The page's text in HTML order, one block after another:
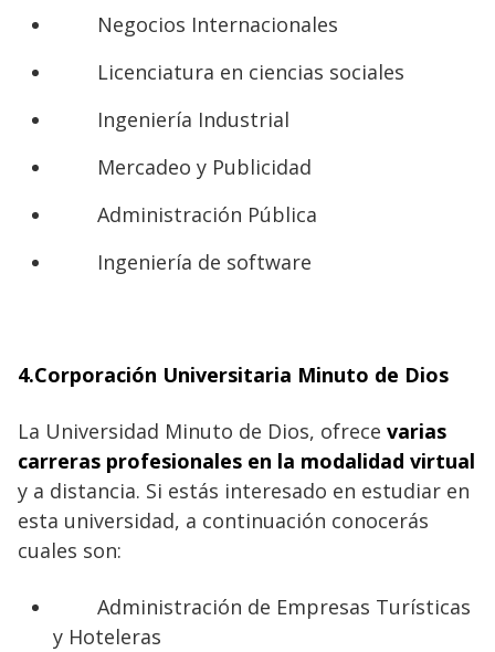
Negocios Internacionales
Licenciatura en ciencias sociales
Ingeniería Industrial
Mercadeo y Publicidad
Administración Pública
Ingeniería de software
4.Corporación Universitaria Minuto de Dios
La Universidad Minuto de Dios, ofrece varias
carreras profesionales en la modalidad virtual
y a distancia. Si estás interesado en estudiar en
esta universidad, a continuación conocerás
cuales son:
Administración de Empresas Turísticas
y Hoteleras